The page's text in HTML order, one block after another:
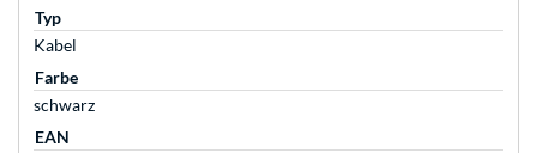
Typ
Kabel
Farbe
schwarz
EAN